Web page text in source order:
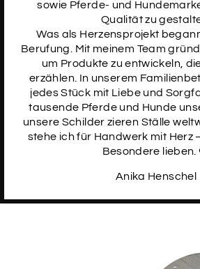
sowie Pferde- und
Qualität zu
Was als Herzensprojekt
Berufung. Mit meinem Team
um Produkte zu entwickeln,
erzählen. In unserem
jedes Stück mit Liebe und
tausende Pferde und Hunde
unsere Schilder zieren Ställe
stehe ich für Handwerk mit Herz
Besondere
Anika Henschel